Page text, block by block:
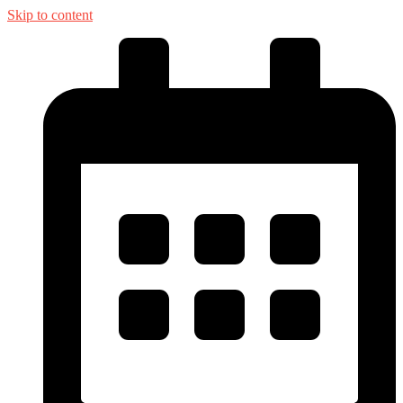
Skip to content